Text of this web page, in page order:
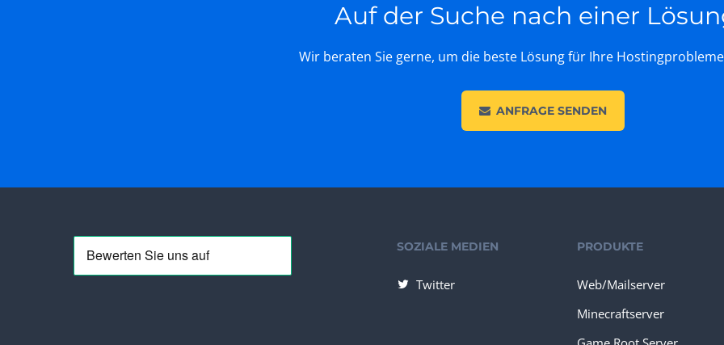
Auf der Suche nach einer
Wir beraten Sie gerne, um die beste Lösung für Ihre
ANFRAGE SENDEN
SOZIALE MEDIEN
Twitter
PRODUKTE
Web/Mailserver
Minecraftserver